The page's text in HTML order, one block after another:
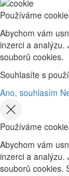
Používáme
Abychom vám
inzerci a analýzu.
souborů cookies.
Souhlasíte s
Ano, souhlasím
Používáme
Abychom vám
inzerci a analýzu.
souborů cookies.